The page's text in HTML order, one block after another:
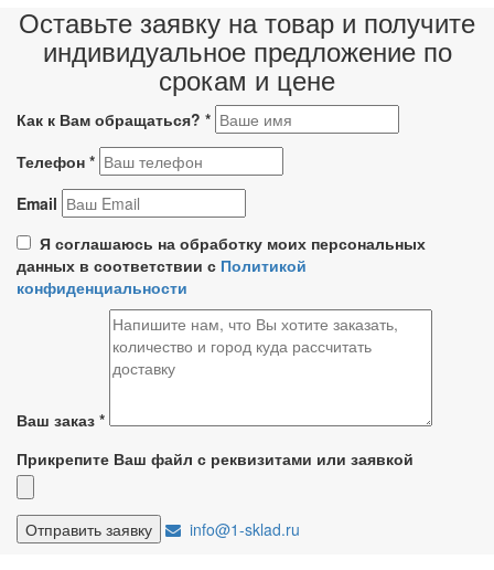
Оставьте заявку на товар и получите
индивидуальное предложение по
срокам и цене
Как к Вам обращаться? *
Телефон *
Email
Я соглашаюсь на обработку моих персональных
данных в соответствии с Политикой
конфиденциальности
Ваш заказ *
Прикрепите Ваш файл с реквизитами или заявкой
info@1-sklad.ru